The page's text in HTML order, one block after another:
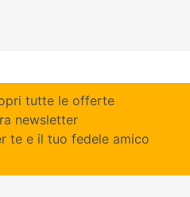
tutte le offerte
newsletter
te e il tuo fedele amico